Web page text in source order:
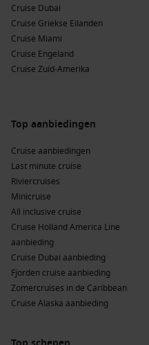
Proef lokaal
bekend om zijn
lokale koffieplantage te
proeverij!
Buienhavens voor en
worden bezocht:
Honduras
Cozumel,Mexico : Dit
vanwege de heldere
duikomstandigheden.
lokale keuken en de
verkennen.
Costa Maya,Mexico
handwerksmarkten en
Cruise Dubai
Cruise Griekse Eilanden
Cruise Miami
Cruise Engeland
Cruise Zuid-Amerika
Top aanbiedingen
Cruise aanbiedingen
Last minute cruise
Riviercruises
Minicruise
All inclusive cruise
Cruise Holland America Line
aanbieding
Cruise Dubai aanbieding
Fjorden cruise aanbieding
Zomercruises in de Caribbean
Cruise Alaska aanbieding